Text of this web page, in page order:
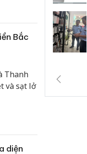
Bắc
Thanh
và sạt lở
diện
Thanh Hóa
trong vụ